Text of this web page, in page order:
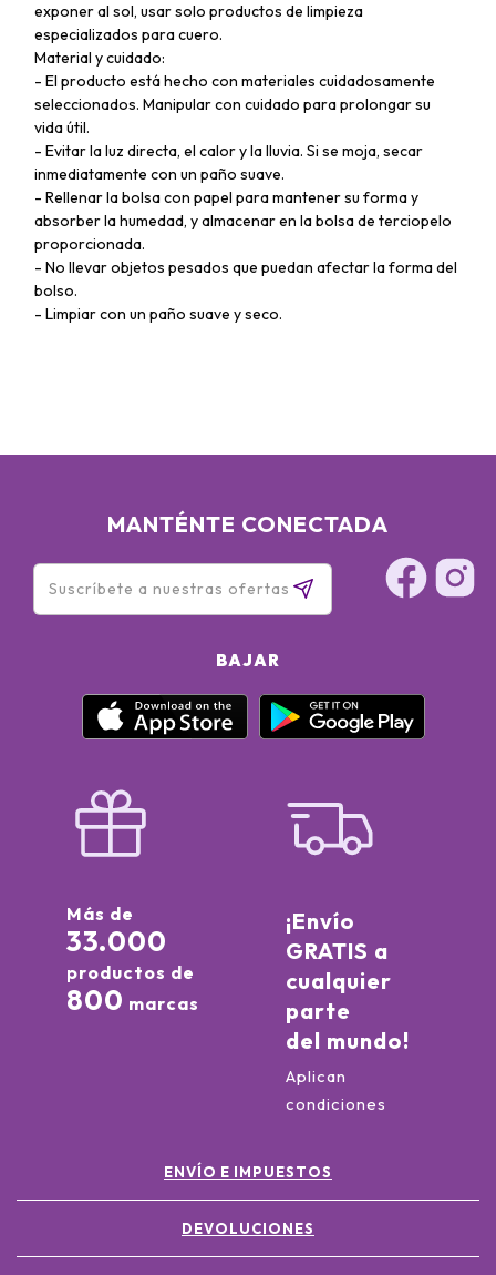
exponer al sol, usar solo productos de limpieza
especializados para cuero.
Material y cuidado:
- El producto está hecho con materiales cuidadosamente
seleccionados. Manipular con cuidado para prolongar su
vida útil.
- Evitar la luz directa, el calor y la lluvia. Si se moja, secar
inmediatamente con un paño suave.
- Rellenar la bolsa con papel para mantener su forma y
absorber la humedad, y almacenar en la bolsa de terciopelo
proporcionada.
- No llevar objetos pesados que puedan afectar la forma del
bolso.
- Limpiar con un paño suave y seco.
MANTÉNTE CONECTADA
BAJAR
Más de
33.000
productos de
800 marcas
¡Envío
GRATIS a
cualquier
parte
del mundo!
Aplican
condiciones
ENVÍO E IMPUESTOS
DEVOLUCIONES